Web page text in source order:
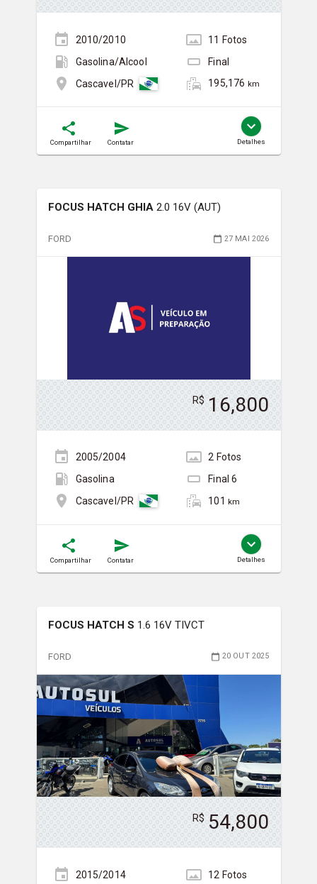
2010/2010 11 Fotos
Gasolina/Álcool
Final
Cascavel/PR
195,176 km
Compartilhar Contatar Detalhes
FOCUS HATCH GHIA 2.0 16V (AUT)
FORD 27 MAI 2026
R$ 16,800
2005/2004 2 Fotos
Gasolina
Final6
Cascavel/PR
101 km
Compartilhar Contatar Detalhes
FOCUS HATCH S 1.6 16V TIVCT
FORD 20 OUT 2025
R$ 54,800
2015/2014 12 Fotos